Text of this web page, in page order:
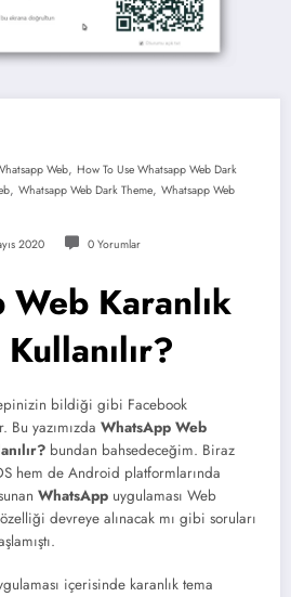
Web, How To Use Whatsapp Web Dark
, Whatsapp Web Dark Theme, Whatsapp Web
2020 0 Yorumlar
Karanlık
bildiği gibi Facebook
Bu yazımızda WhatsApp Web
bundan bahsedeceğim. Biraz
hem de Android platformlarında
WhatsApp uygulaması Web
devreye alınacak mı gibi soruları
içerisinde karanlık tema